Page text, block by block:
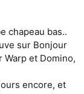
chapeau bas..
sur Bonjour
et Domino,
encore, et